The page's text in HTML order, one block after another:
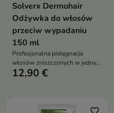
Solverx Dermohair
Odżywka do włosów
przeciw wypadaniu
150 ml
Profesjonalna pielęgnacja
włosów zniszczonych w jednym
kroku
12,90 €
favorite_border